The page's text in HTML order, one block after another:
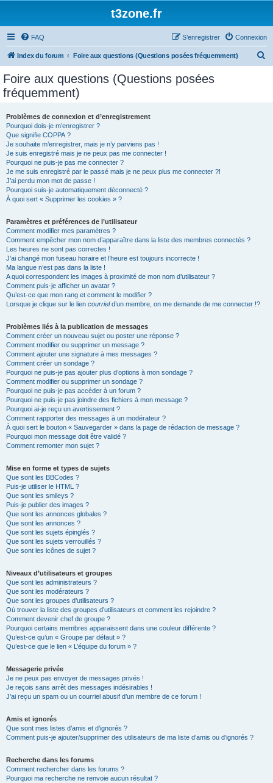
t3zone.fr
FAQ Connexion
S’enregistrer
Index du forum Foire aux questions (Questions posées fréquemment)
Foire aux questions (Questions posées
fréquemment)
Problèmes de connexion et d’enregistrement
Pourquoi dois-je m’enregistrer ?
Que signifie COPPA ?
Je souhaite m’enregistrer, mais je n’y parviens pas !
Je suis enregistré mais je ne peux pas me connecter !
Pourquoi ne puis-je pas me connecter ?
Je me suis enregistré par le passé mais je ne peux plus me connecter ?!
J’ai perdu mon mot de passe !
Pourquoi suis-je automatiquement déconnecté ?
À quoi sert « Supprimer les cookies » ?
Paramètres et préférences de l’utilisateur
Comment modifier mes paramètres ?
Comment empêcher mon nom d’apparaître dans la liste des membres connectés ?
Les heures ne sont pas correctes !
J’ai changé mon fuseau horaire et l’heure est toujours incorrecte !
Ma langue n’est pas dans la liste !
A quoi correspondent les images à proximité de mon nom d’utilisateur ?
Comment puis-je afficher un avatar ?
Qu’est-ce que mon rang et comment le modifier ?
Lorsque je clique sur le lien courrield’un membre, on me demande de me connecter !?
Problèmes liés à la publication de messages
Comment créer un nouveau sujet ou poster une réponse ?
Comment modifier ou supprimer un message ?
Comment ajouter une signature à mes messages ?
Comment créer un sondage ?
Pourquoi ne puis-je pas ajouter plus d’options à mon sondage ?
Comment modifier ou supprimer un sondage ?
Pourquoi ne puis-je pas accéder à un forum ?
Pourquoi ne puis-je pas joindre des fichiers à mon message ?
Pourquoi ai-je reçu un avertissement ?
Comment rapporter des messages à un modérateur ?
À quoi sert le bouton « Sauvegarder » dans la page de rédaction de message ?
Pourquoi mon message doit être validé ?
Comment remonter mon sujet ?
Mise en forme et types de sujets
Que sont les BBCodes ?
Puis-je utiliser le HTML ?
Que sont les smileys ?
Puis-je publier des images ?
Que sont les annonces globales ?
Que sont les annonces ?
Que sont les sujets épinglés ?
Que sont les sujets verrouillés ?
Que sont les icônes de sujet ?
Niveaux d’utilisateurs et groupes
Que sont les administrateurs ?
Que sont les modérateurs ?
Que sont les groupes d’utilisateurs ?
Où trouver la liste des groupes d’utilisateurs et comment les rejoindre ?
Comment devenir chef de groupe ?
Pourquoi certains membres apparaissent dans une couleur différente ?
Qu’est-ce qu’un « Groupe par défaut » ?
Qu’est-ce que le lien « L’équipe du forum » ?
Messagerie privée
Je ne peux pas envoyer de messages privés !
Je reçois sans arrêt des messages indésirables !
J’ai reçu un spam ou un courriel abusif d’un membre de ce forum !
Amis et ignorés
Que sont mes listes d’amis et d’ignorés ?
Comment puis-je ajouter/supprimer des utilisateurs de ma liste d’amis ou d’ignorés ?
Recherche dans les forums
Comment rechercher dans les forums ?
Pourquoi ma recherche ne renvoie aucun résultat ?